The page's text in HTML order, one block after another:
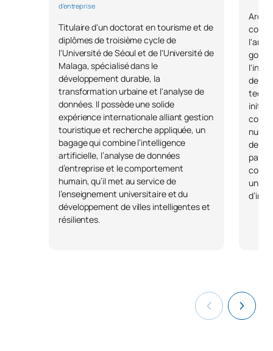
d'entreprise
Titulaire d'un doctorat en tourisme et de
diplômes de troisième cycle de
l'Université de Séoul et de l'Université de
Malaga, spécialisé dans le
développement durable, la
transformation urbaine et l'analyse de
données. Il possède une solide
expérience internationale alliant gestion
touristique et recherche appliquée, un
bagage qui combine l’intelligence
artificielle, l’analyse de données
d’entreprise et le comportement
humain, qu’il met au service de
l’enseignement universitaire et du
développement de villes intelligentes et
résilientes.
de
des